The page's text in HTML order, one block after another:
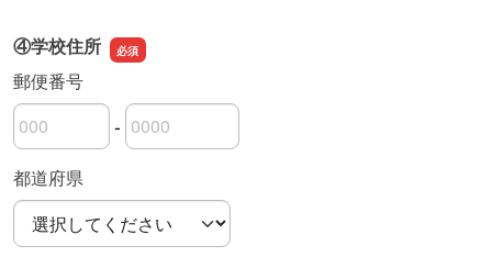
④学校住所
郵便番号
郵便番号の上3桁
-
郵便番号の下4桁
都道府県